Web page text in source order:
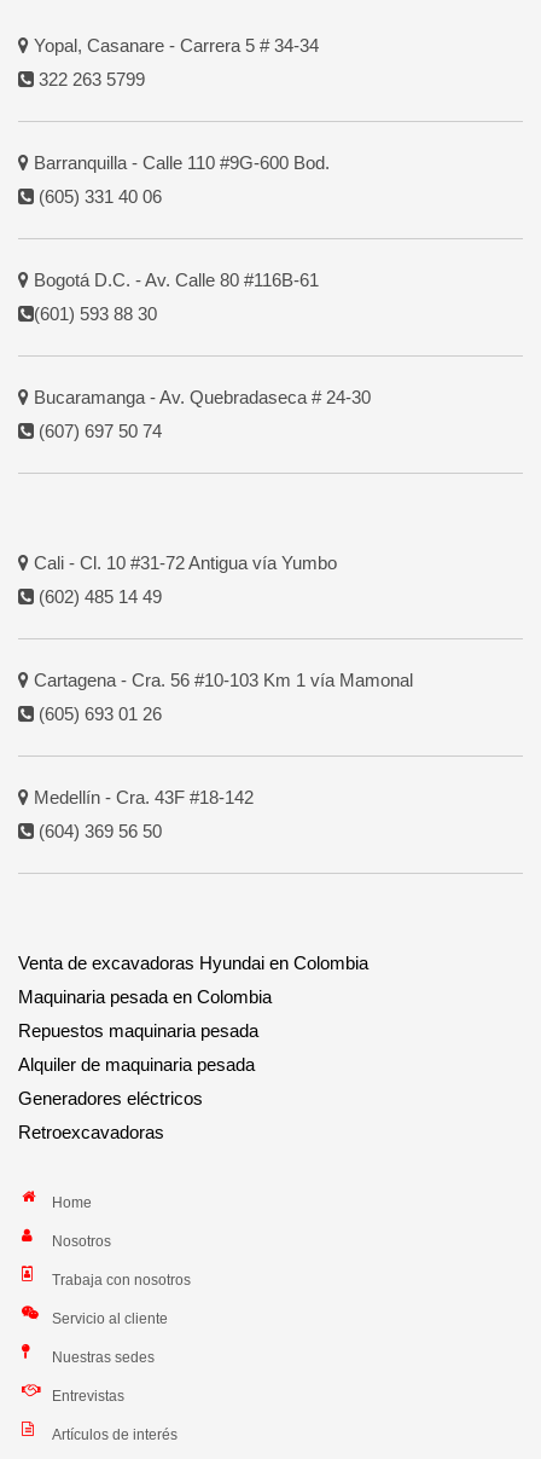
Yopal, Casanare - Carrera 5 # 34-34
322 263 5799
Barranquilla - Calle 110 #9G-600 Bod.
(605) 331 40 06
Bogotá D.C. - Av. Calle 80 #116B-61
(601) 593 88 30
Bucaramanga - Av. Quebradaseca # 24-30
(607) 697 50 74
Cali - Cl. 10 #31-72 Antigua vía Yumbo
(602) 485 14 49
Cartagena - Cra. 56 #10-103 Km 1 vía Mamonal
(605) 693 01 26
Medellín - Cra. 43F #18-142
(604) 369 56 50
Venta de excavadoras Hyundai en Colombia
Maquinaria pesada en Colombia
Repuestos maquinaria pesada
Alquiler de maquinaria pesada
Generadores eléctricos
Retroexcavadoras
Home
Nosotros
Trabaja con nosotros
Servicio al cliente
Nuestras sedes
Entrevistas
Artículos de interés